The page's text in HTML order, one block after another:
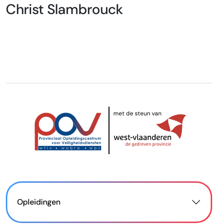
Christ Slambrouck
met de steun van
Opleidingen